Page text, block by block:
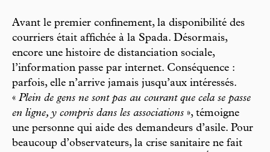
Avant le premier confinement, la disponibilité des
courriers était affichée à la Spada. Désormais,
encore une histoire de distanciation sociale,
l’information passe par internet. Conséquence :
parfois, elle n’arrive jamais jusqu’aux intéressés.
« Plein de gens ne sont pas au courant que cela se passe
en ligne, y compris dans les associations », témoigne
une personne qui aide des demandeurs d’asile. Pour
beaucoup d’observateurs, la crise sanitaire ne fait